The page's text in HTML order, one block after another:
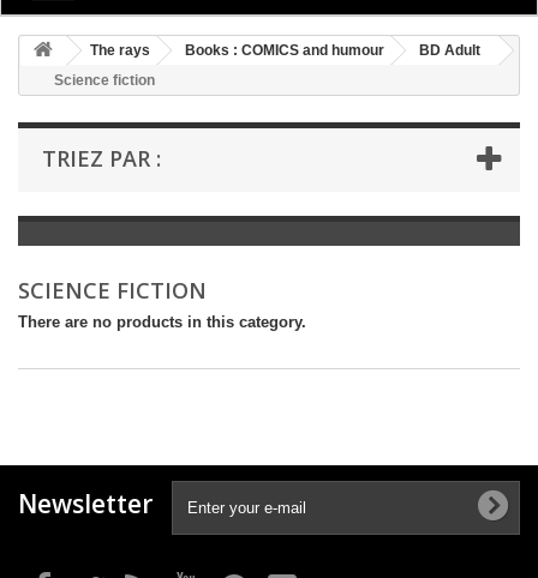
+
BOOKS : ARTS AND SOCIETY
+
BOOKS : LITERATURE
+
BOOKS : YOUTH
LIVRES ANCIENS AVANT 1945
The rays Books : COMICS and humour
BD Adult
Science fiction
TRIEZ PAR :
SCIENCE FICTION
There are no products in this category.
Newsletter